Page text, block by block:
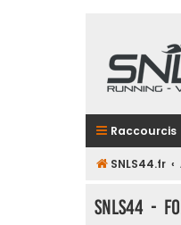
Raccourcis
SNLS44.fr
SNLS44 -